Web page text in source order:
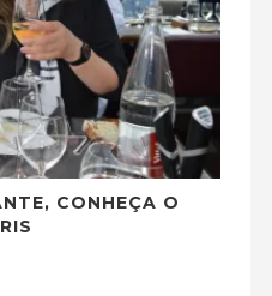
CONHEÇA O